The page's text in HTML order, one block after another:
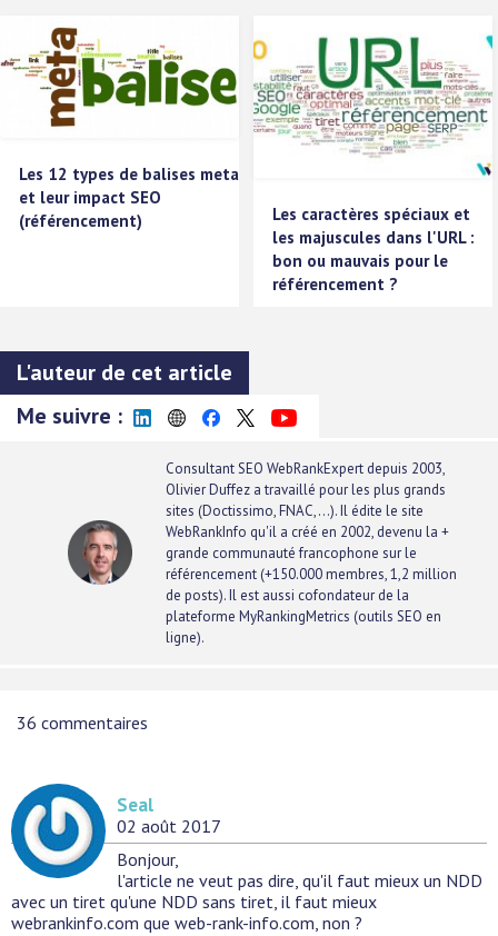
Les 12 types de balises meta
et leur impact SEO
(référencement)
Les caractères spéciaux et
les majuscules dans l'URL :
bon ou mauvais pour le
référencement ?
L'auteur de cet article
Me suivre :
Consultant SEO WebRankExpert depuis 2003,
Olivier Duffez a travaillé pour les plus grands
sites (Doctissimo, FNAC,...). Il édite le site
WebRankInfo qu'il a créé en 2002, devenu la +
grande communauté francophone sur le
référencement (+150.000 membres, 1,2 million
de posts). Il est aussi cofondateur de la
plateforme MyRankingMetrics (outils SEO en
ligne).
36 commentaires
Seal
02 août 2017
Bonjour,
l'article ne veut pas dire, qu'il faut mieux un NDD
avec un tiret qu'une NDD sans tiret, il faut mieux
webrankinfo.com que web-rank-info.com, non ?